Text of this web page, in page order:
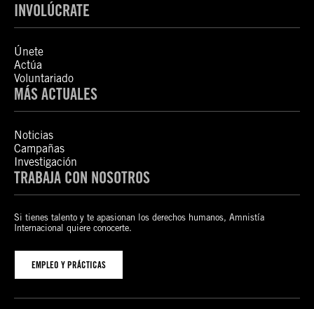
INVOLÚCRATE
Únete
Actúa
Voluntariado
MÁS ACTUALES
Noticias
Campañas
Investigación
TRABAJA CON NOSOTROS
Si tienes talento y te apasionan los derechos humanos, Amnistía
Internacional quiere conocerte.
EMPLEO Y PRÁCTICAS